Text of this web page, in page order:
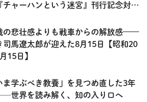
チャーハンという迷宮』刊行記念対
の悲壮感よりも戦車からの解放感——
司馬遼太郎が迎えた8月15日【昭和20
15日】
ま学ぶべき教養」を見つめ直した3年
世界を読み解く、知の入り口へ